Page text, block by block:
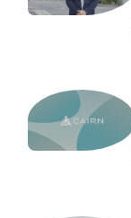
ECサ
?
リープ
アウト
リー